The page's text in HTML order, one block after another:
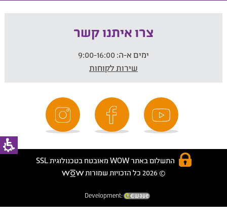
צרו איתנו קשר
ימים א-ה:
שירות לקוחות
התשלום באתר WOW מאובטח בטכנולוגית SSL
© 2026 כל הזכויות שמורות
Development: